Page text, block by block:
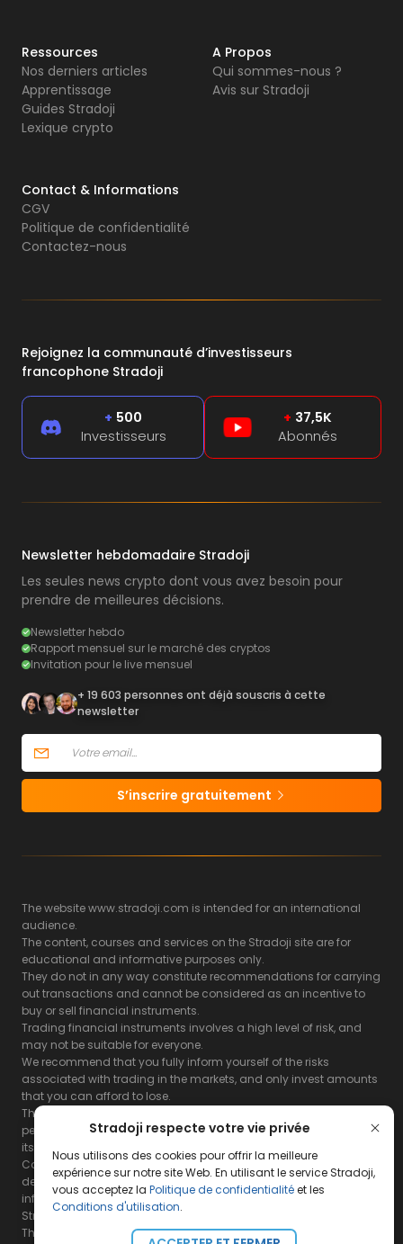
Stradoji respecte votre vie privée
Nous utilisons des cookies pour offrir la meilleure
expérience sur notre site Web. En utilisant le service Stradoji,
vous acceptez la Politique de confidentialitéet les
Conditions d'utilisation.
Ressources
Nos derniers articles
Apprentissage
Guides Stradoji
Lexique crypto
A Propos
Qui sommes-nous ?
Avis sur Stradoji
Contact & Informations
CGV
Politique de confidentialité
Contactez-nous
Rejoignez la communauté d’investisseurs
francophone Stradoji
+ 500
Investisseurs
+ 37,5K
Abonnés
Newsletter hebdomadaire Stradoji
Les seules news crypto dont vous avez besoin pour
prendre de meilleures décisions.
Newsletter hebdo
Rapport mensuel sur le marché des cryptos
Invitation pour le live mensuel
+ 19 603 personnes ont déjà souscris à cette
newsletter
S’inscrire gratuitement
The website www.stradoji.com is intended for an international
audience.
The content, courses and services on the Stradoji site are for
educational and informative purposes only.
They do not in any way constitute recommendations for carrying
out transactions and cannot be considered as an incentive to
buy or sell financial instruments.
Trading financial instruments involves a high level of risk, and
may not be suitable for everyone.
We recommend that you fully inform yourself of the risks
associated with trading in the markets, and only invest amounts
that you can afford to lose.
The Stradoji site does not guarantee the results or the
performance of products based on the information contained on
its site and its servers.
Consequently, the Stradoji site and its publishing company
decline all responsibility in the use that may be made of this
information and the consequences that may result therefrom.
Stradoji Services are not authorized for US citizens or US residents.
The full legal notices areavailable here.